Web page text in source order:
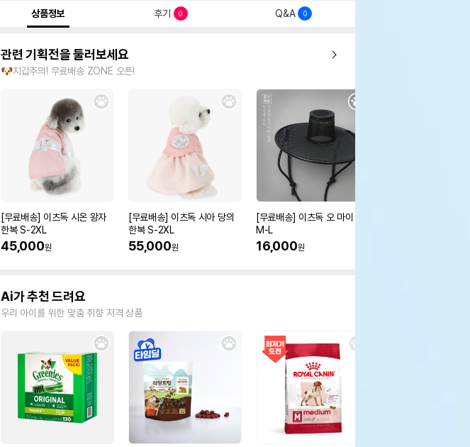
상품정보 후기 0 Q&A 0
관련 기획전을 둘러보세요
🐶지갑주의! 무료배송 ZONE 오픈!
[무료배송] 이츠독 시온 왕자
한복 S-2XL
45,000원
[무료배송] 이츠독 시아 당의
한복 S-2XL
55,000원
[무료배송] 이츠독 오 마이 갓
M-L
16,000원
Ai가 추천 드려요
우리 아이를 위한 맞춤 취향 저격 상품